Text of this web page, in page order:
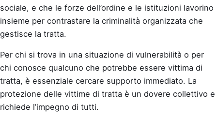
sociale, e che le forze dell’ordine e le istituzioni lavorino
insieme per contrastare la criminalità organizzata che
gestisce la tratta.
Per chi si trova in una situazione di vulnerabilità o per
chi conosce qualcuno che potrebbe essere vittima di
tratta, è essenziale cercare supporto immediato. La
protezione delle vittime di tratta è un dovere collettivo e
richiede l’impegno di tutti.